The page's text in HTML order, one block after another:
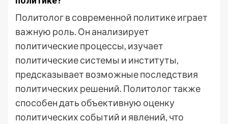
Политолог в современной политике играет
важную роль. Он анализирует
политические процессы, изучает
политические системы и институты,
предсказывает возможные последствия
политических решений. Политолог также
способен дать объективную оценку
политических событий и явлений, что